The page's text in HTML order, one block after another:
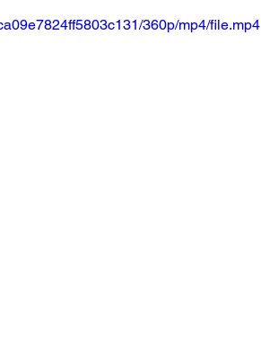
360p/mp4/file.mp4